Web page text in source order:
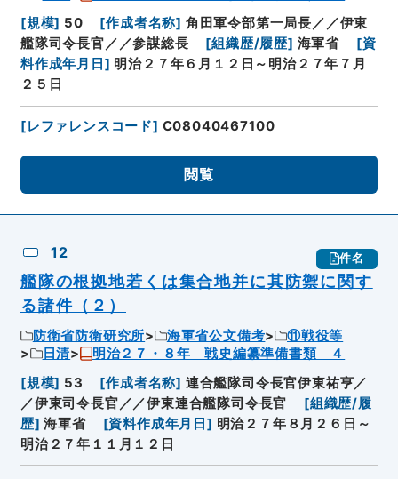
[規模] 50 [作成者名称] 角田軍令部第一局長／／伊東
艦隊司令長官／／参謀総長
[組織歴/履歴] 海軍省 [資
料作成年月日 ] 明治２７年６月１２日～明治２７年７月
２５日
[レファレンスコード] C08040467100
閲覧
12 件名
艦隊の根拠地若くは集合地并に其防禦に関す
る諸件（２）
防衛省防衛研究所 海軍省公文備考
⑪戦役等
日清
明治２７・８年 戦史編纂準備書類 ４
[規模] 53 [作成者名称] 連合艦隊司令長官伊東祐亨／
／伊東司令長官／／伊東連合艦隊司令長官
[組織歴/履
歴] 海軍省 [資料作成年月日] 明治２７年８月２６日～
明治２７年１１月１２日